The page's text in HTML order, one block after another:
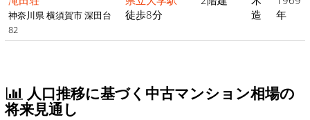
神奈川県 横須賀市 深田台
82
徒歩8分
造
年
人口推移に基づく中古マンション相場の
将来見通し